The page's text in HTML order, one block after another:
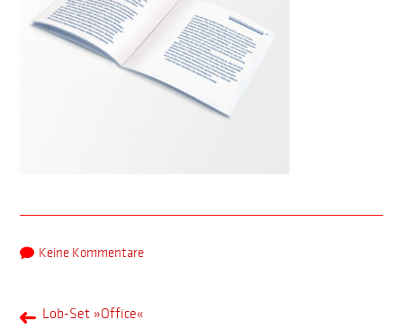
Keine Kommentare
Lob-Set »Office«